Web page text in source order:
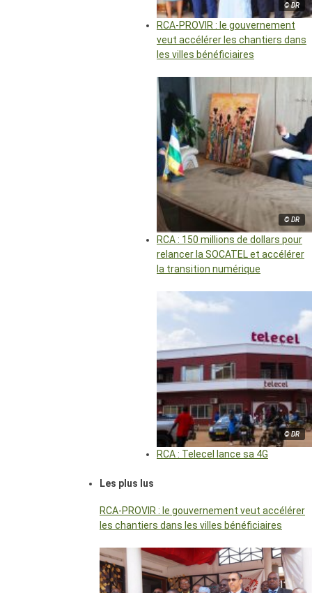
© DR
RCA-PROVIR : le gouvernement
veut accélérer les chantiers dans
les villes bénéficiaires
© DR
RCA : 150 millions de dollars pour
relancer la SOCATEL et accélérer
la transition numérique
© DR
RCA : Telecel lance sa 4G
Les plus lus
RCA-PROVIR : le gouvernement veut accélérer
les chantiers dans les villes bénéficiaires